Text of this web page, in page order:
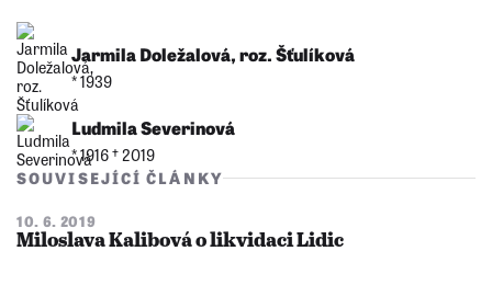
Jarmila Doležalová, roz. Šťulíková
* 1939
Ludmila Severinová
* 1916 †︎ 2019
SOUVISEJÍCÍ ČLÁNKY
10. 6. 2019
Miloslava Kalibová o likvidaci Lidic